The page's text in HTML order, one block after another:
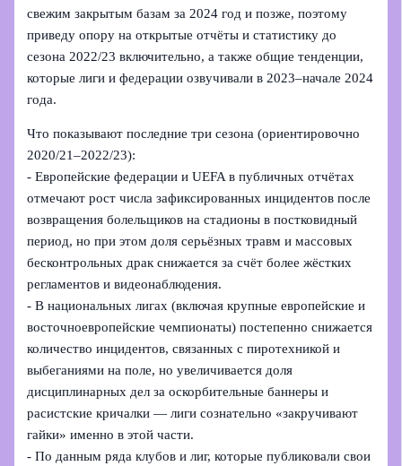
свежим закрытым базам за 2024 год и позже, поэтому
приведу опору на открытые отчёты и статистику до
сезона 2022/23 включительно, а также общие тенденции,
которые лиги и федерации озвучивали в 2023–начале 2024
года.
Что показывают последние три сезона (ориентировочно
2020/21–2022/23):
- Европейские федерации и UEFA в публичных отчётах
отмечают рост числа зафиксированных инцидентов после
возвращения болельщиков на стадионы в постковидный
период, но при этом доля серьёзных травм и массовых
бесконтрольных драк снижается за счёт более жёстких
регламентов и видеонаблюдения.
- В национальных лигах (включая крупные европейские и
восточноевропейские чемпионаты) постепенно снижается
количество инцидентов, связанных с пиротехникой и
выбеганиями на поле, но увеличивается доля
дисциплинарных дел за оскорбительные баннеры и
расистские кричалки — лиги сознательно «закручивают
гайки» именно в этой части.
- По данным ряда клубов и лиг, которые публиковали свои